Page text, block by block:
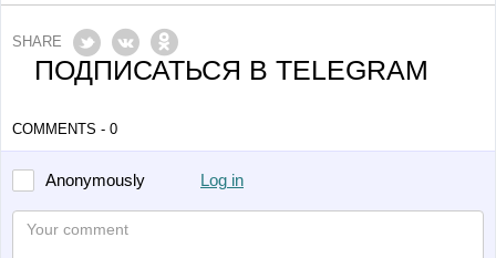
SHARE
ПОДПИСАТЬСЯ В TELEGRAM
COMMENTS - 0
Anonymously Log in